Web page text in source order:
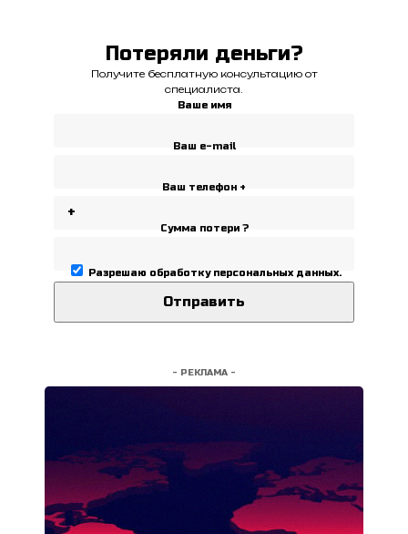
Потеряли деньги?
Получите бесплатную консультацию от
специалиста.
Ваше имя
Ваш e-mail
Ваш телефон +
Сумма потери ?
Разрешаю обработку персональных данных.
- РЕКЛАМА -